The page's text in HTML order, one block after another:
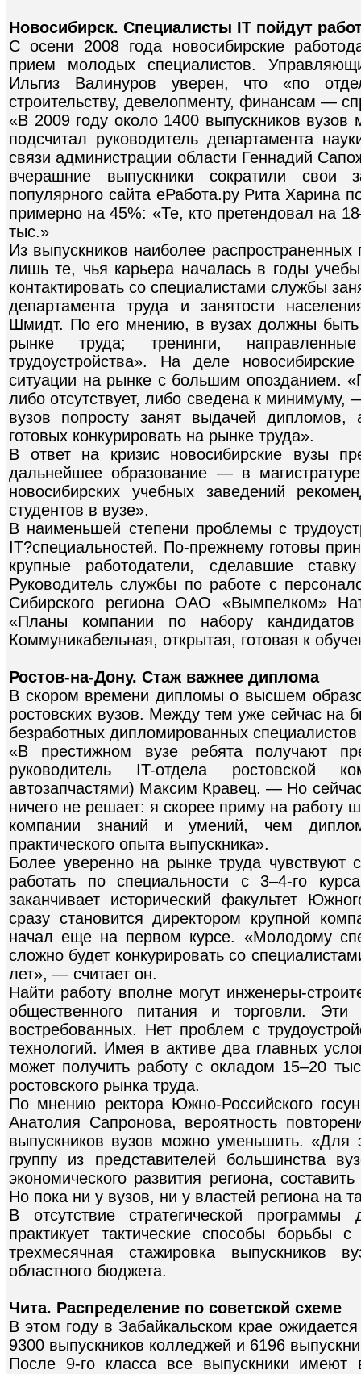
Новосибирск. Специалисты IT пойдут
С осени 2008 года новосибирские
прием молодых специалистов.
Ильгиз Валинуров уверен, что «по
строительству, девелопменту, финансам —
«В 2009 году около 1400 выпускников вузов
подсчитал руководитель департамента
связи администрации области Геннадий
вчерашние выпускники сократили свои
популярного сайта еРабота.ру Рита Харина
примерно на 45%: «Те, кто претендовал на
тыс.»
Из выпускников наиболее распространенных
лишь те, чья карьера началась в годы
контактировать со специалистами службы
департамента труда и занятости
Шмидт. По его мнению, в вузах должны быть
рынке труда; тренинги,
трудоустройства». На деле
ситуации на рынке с большим опозданием.
либо отсутствует, либо сведена к
вузов попросту занят выдачей дипломов,
готовых конкурировать на рынке труда».
В ответ на кризис новосибирские вузы
дальнейшее образование — в
новосибирских учебных заведений
студентов в вузе».
В наименьшей степени проблемы с
IT?специальностей. По-прежнему готовы
крупные работодатели, сделавшие
Руководитель службы по работе с
Сибирского региона ОАО «Вымпелком»
«Планы компании по набору
Коммуникабельная, открытая, готовая к
Ростов-на-Дону. Стаж важнее диплома
В скором времени дипломы о высшем
ростовских вузов. Между тем уже сейчас на
безработных дипломированных
«В престижном вузе ребята получают
руководитель IT-отдела ростовской
автозапчастями) Максим Кравец. — Но
ничего не решает: я скорее приму на работу
компании знаний и умений, чем
практического опыта выпускника».
Более уверенно на рынке труда чувствуют
работать по специальности с 3–4-го
заканчивает историчес­кий факультет
сразу становится директором крупной
начал еще на первом курсе. «Молодому
сложно будет конкурировать со
лет», — считает он.
Найти работу вполне могут инженеры-
общественного питания и торговли.
востребованных. Нет проблем с
технологий. Имея в активе два главных
может получить работу с окладом 15–20
рос­товского рынка труда.
По мнению ректора Южно-Российского
Анатолия Сапронова, вероятность
выпускников вузов можно уменьшить. «Для
группу из представителей большинства
экономического развития региона,
Но пока ни у вузов, ни у властей региона на
В отсутствие стратегической программы
практикует тактические способы
трехмесячная стажировка выпускников
областного бюджета.
Чита. Распределение по советской схеме
В этом году в Забайкальском крае
9300 выпускников колледжей и 6196
После 9-го класса все выпускники имеют